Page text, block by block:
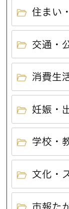
住まい
交通・
消費生
妊娠・
学校・
文化・
市報た